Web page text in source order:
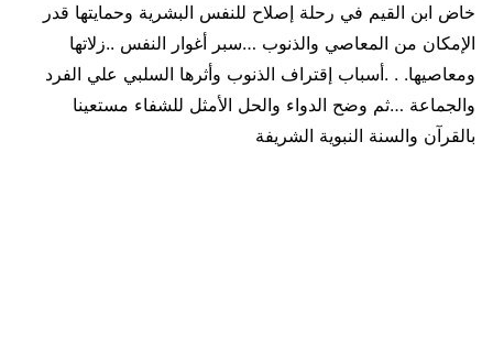
خاض ابن القيم في رحلة إصلاح للنفس البشرية وحمايتها قدر
الإمكان من المعاصي والذنوب …سبر أغوار النفس ..زلاتها
ومعاصيها. . .أسباب إقتراف الذنوب وأثرها السلبي علي الفرد
والجماعة …ثم وضح الدواء والحل الأمثل للشفاء مستعينا
بالقرآن والسنة النبوية الشريفة